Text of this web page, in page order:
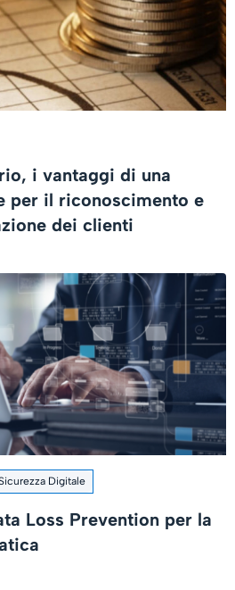
i vantaggi di una
per il riconoscimento e
dei clienti
Digitale
Loss Prevention per la